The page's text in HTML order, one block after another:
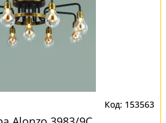
153563